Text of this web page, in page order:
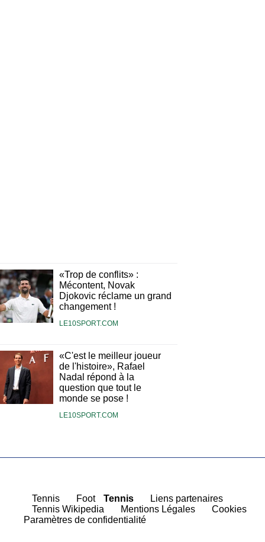
«Trop de conflits» :
Mécontent, Novak
Djokovic réclame un grand
changement !
LE10SPORT.COM
«C'est le meilleur joueur
de l'histoire», Rafael
Nadal répond à la
question que tout le
monde se pose !
LE10SPORT.COM
Tennis Foot Tennis
Liens partenaires
Tennis Wikipedia Mentions Légales
Cookies
Paramètres de confidentialité